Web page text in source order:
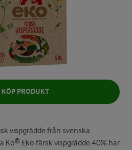
KÖP PRODUKT
vispgrädde från svenska
Ko® Eko färsk vispgrädde 40% har